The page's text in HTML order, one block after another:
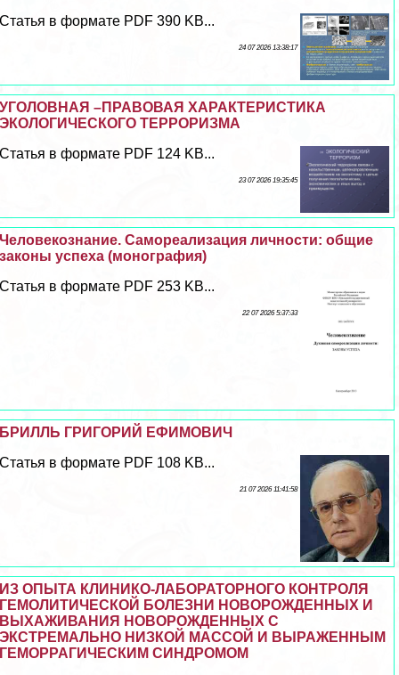
Статья в формате PDF 390 KB...
24 07 2026 13:38:17
УГОЛОВНАЯ –ПРАВОВАЯ ХАРАКТЕРИСТИКА
ЭКОЛОГИЧЕСКОГО ТЕРРОРИЗМА
Статья в формате PDF 124 KB...
23 07 2026 19:35:45
Человекознание. Самореализация личности: общие
законы успеха (монография)
Статья в формате PDF 253 KB...
22 07 2026 5:37:33
БРИЛЛЬ ГРИГОРИЙ ЕФИМОВИЧ
Статья в формате PDF 108 KB...
21 07 2026 11:41:58
ИЗ ОПЫТА КЛИНИКО-ЛАБОРАТОРНОГО КОНТРОЛЯ
ГЕМОЛИТИЧЕСКОЙ БОЛЕЗНИ НОВОРОЖДЕННЫХ И
ВЫХАЖИВАНИЯ НОВОРОЖДЕННЫХ С
ЭКСТРЕМАЛЬНО НИЗКОЙ МАССОЙ И ВЫРАЖЕННЫМ
ГЕМОРРАГИЧЕСКИМ СИНДРОМОМ